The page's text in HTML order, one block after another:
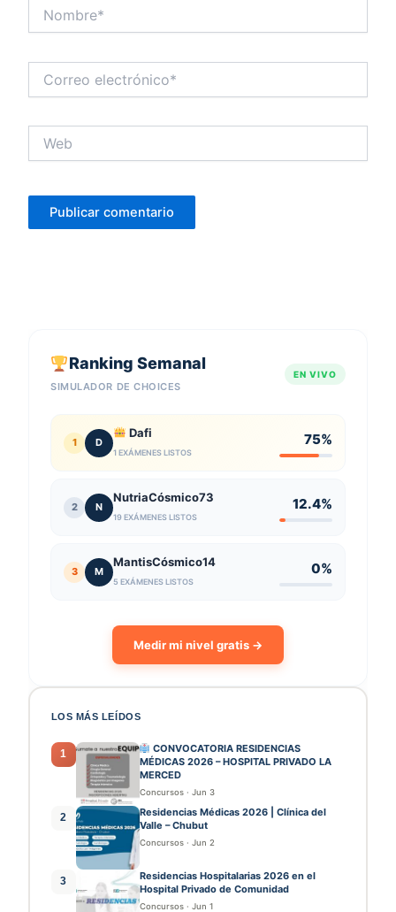
electrónico*
Ranking Semanal
SIMULADOR DE CHOICES
EN VIVO
1 D
Dafi
1 EXÁMENES LISTOS
75%
2 N
NutriaCósmico73
19 EXÁMENES LISTOS
12.4%
3 M
MantisCósmico14
5 EXÁMENES LISTOS
0%
Medir mi nivel gratis →
LOS MÁS LEÍDOS
1
CONVOCATORIA RESIDENCIAS
MÉDICAS 2026 – HOSPITAL PRIVADO LA
MERCED
Concursos · Jun 3
2
Residencias Médicas 2026 | Clínica del
Valle – Chubut
Concursos · Jun 2
3
Residencias Hospitalarias 2026 en el
Hospital Privado de Comunidad
Concursos · Jun 1